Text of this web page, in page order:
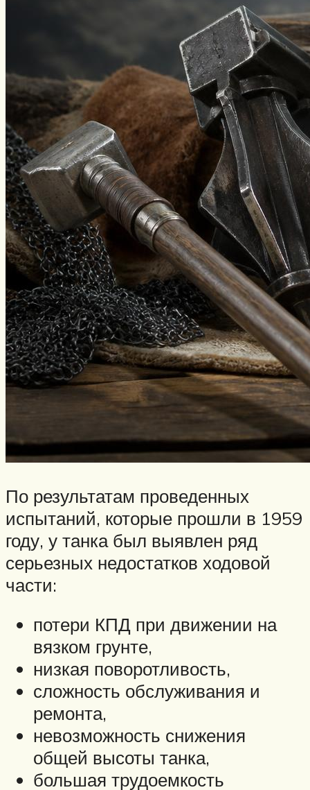
По результатам проведенных
испытаний, которые прошли в 1959
году, у танка был выявлен ряд
серьезных недостатков ходовой
части:
потери КПД при движении на
вязком грунте,
низкая поворотливость,
сложность обслуживания и
ремонта,
невозможность снижения
общей высоты танка,
большая трудоемкость